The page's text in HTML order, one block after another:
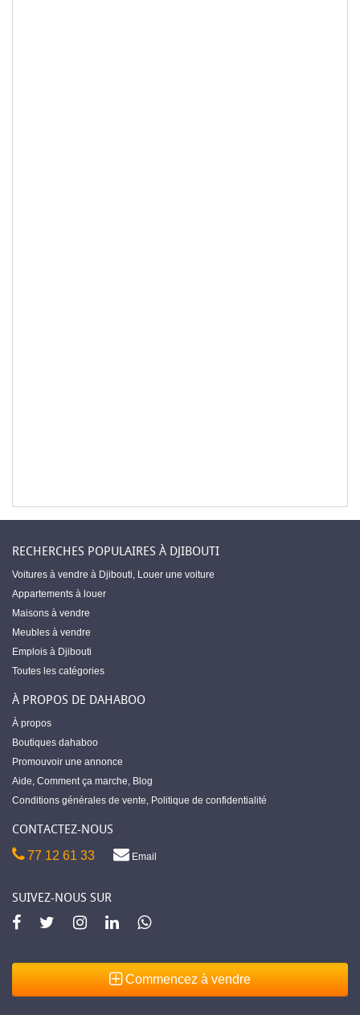
RECHERCHES POPULAIRES À DJIBOUTI
Voitures à vendre à Djibouti, Louer une voiture
Appartements à louer
Maisons à vendre
Meubles à vendre
Emplois à Djibouti
Toutes les catégories
À PROPOS DE DAHABOO
À propos
Boutiques dahaboo
Promouvoir une annonce
Aide, Comment ça marche, Blog
Conditions générales de vente, Politique de confidentialité
CONTACTEZ-NOUS
77 12 61 33 Email
SUIVEZ-NOUS SUR
Commencez à vendre